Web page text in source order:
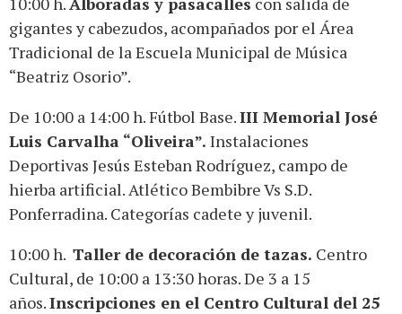
gigantes y cabezudos, acompañados por el Área
Tradicional de la Escuela Municipal de Música
“Beatriz Osorio”.
De 10:00 a 14:00 h. Fútbol Base.III Memorial José
Luis Carvalha “Oliveira”. Instalaciones
Deportivas Jesús Esteban Rodríguez, campo de
hierba artificial. Atlético Bembibre Vs S.D.
Ponferradina. Categorías cadete y juvenil.
10:00 h. Taller de decoración de tazas. Centro
Cultural, de 10:00 a 13:30 horas. De 3 a 15
años.Inscripciones en el Centro Cultural del 25